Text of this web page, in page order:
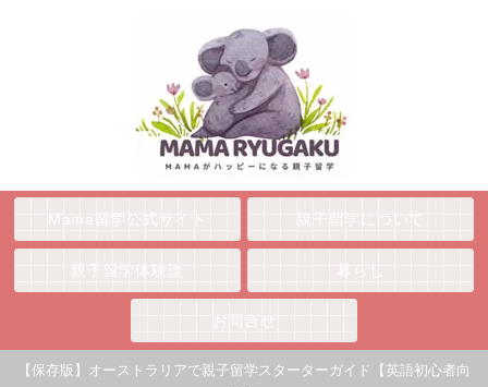
【保存版】オーストラリアで親子留学スターターガイド【英語初心者向